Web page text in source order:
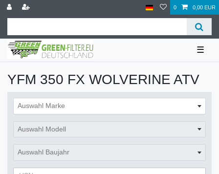
0 0,00 EUR
☰
YFM 350 FX WOLVERINE ATV
Auswahl Marke
Auswahl Modell
Auswahl Baujahr